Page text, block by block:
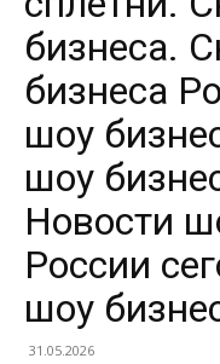
бизнеса.
бизнеса
шоу
шоу
Новости
России
шоу
31.05.2026